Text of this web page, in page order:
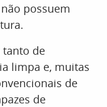
possuem
tanto de
limpa e, muitas
de
de